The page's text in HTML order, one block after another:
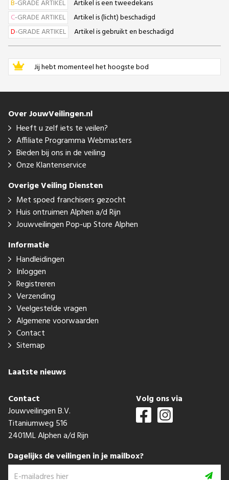
B-GRADE ARTIKEL
Artikel is een tweedekans
C-GRADE ARTIKEL
Artikel is (licht) beschadigd
D-GRADE ARTIKEL Artikel is gebruikt en beschadigd
Jij hebt momenteel het hoogste bod
Over JouwVeilingen.nl
Heeft u zelf iets te veilen?
Affiliate Programma Webmasters
Bieden bij ons in de veiling
Onze Klantenservice
Overige Veiling Diensten
Met spoed franchisers gezocht
Huis ontruimen Alphen a/d Rijn
Jouwveilingen Pop-up Store Alphen
Informatie
Handleidingen
Inloggen
Registreren
Verzending
Veelgestelde vragen
Algemene voorwaarden
Contact
Sitemap
Laatste nieuws
Contact
Jouwveilingen B.V.
Titaniumweg 516
2401ML Alphen a/d Rijn
Volg ons via
Dagelijks de veilingen in je mailbox?